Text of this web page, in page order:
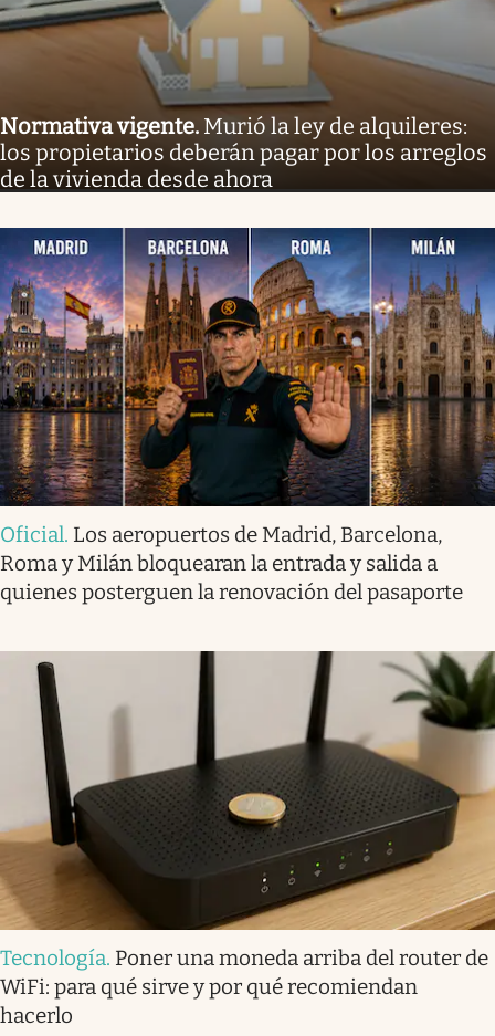
Normativa vigente. Murió la ley de alquileres:
los propietarios deberán pagar por los arreglos
de la vivienda desde ahora
Oficial. Los aeropuertos de Madrid, Barcelona,
Roma y Milán bloquearan la entrada y salida a
quienes posterguen la renovación del pasaporte
Tecnología. Poner una moneda arriba del router de
WiFi: para qué sirve y por qué recomiendan
hacerlo